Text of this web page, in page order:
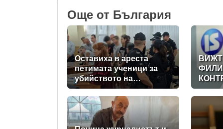
Oще от България
Оставиха в ареста
петимата ученици за
убийството на
Младежкия хълм:
Измъчвали Георги час,
гаврили се с него и го
обрали
НА